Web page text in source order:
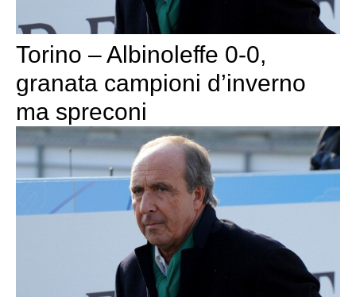
Torino – Albinoleffe 0-0,
granata campioni d’inverno
ma spreconi